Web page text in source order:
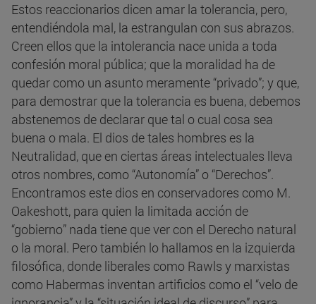
Estos reaccionarios dicen amar la tolerancia, pero,
entendiéndola mal, la estrangulan con sus abrazos.
Creen ellos que la intolerancia nace unida a toda
confesión moral pública; que la moralidad ha de
quedar como un asunto meramente “privado”; y que,
para demostrar que la tolerancia es buena, debemos
abstenemos de declarar que tal o cual cosa sea
buena o mala. El dios de tales hombres es la
Neutralidad, que en ciertas áreas intelectuales lleva
otros nombres, como “Autonomía” o “Derechos”.
Encontramos este dios en conservadores como M.
Oakeshott, para quien la limitada acción de
“gobierno” nada tiene que ver con el Derecho natural
o la moral. Pero también lo hallamos en la izquierda
filosófica, donde liberales como Rawls y marxistas
como Habermas inventan artificios como el “velo de